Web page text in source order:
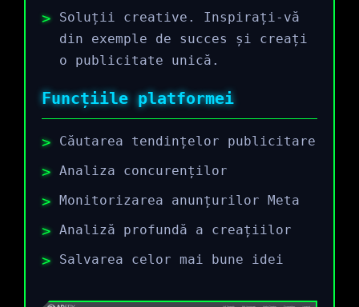
Soluții creative. Inspirați-vă
din exemple de succes și creați
o publicitate unică.
Funcțiile platformei
Căutarea tendințelor publicitare
Analiza concurenților
Monitorizarea anunțurilor Meta
Analiză profundă a creațiilor
Salvarea celor mai bune idei